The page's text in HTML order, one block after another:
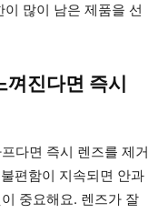
많이 남은 제품을 선
껴진다면 즉시
다면 즉시 렌즈를 제거
편함이 지속되면 안과
중요해요. 렌즈가 잘